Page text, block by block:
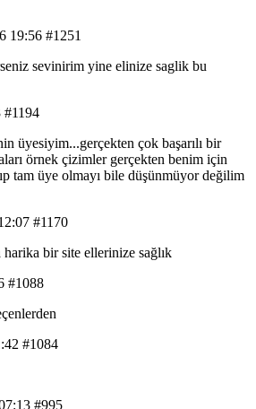
19:56 #1251
sevinirim yine elinize saglik bu
üyesiyim...gerçekten çok başarılı bir
örnek çizimler gerçekten benim için
tam üye olmayı bile düşünmüyor değilim
#1170
bir site ellerinize sağlık
#1088
#1084
#995